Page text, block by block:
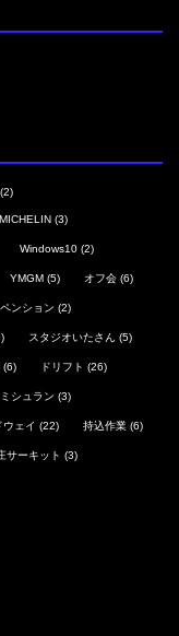
(2)
MICHELIN (3)
Windows10 (2)
YMGM (5) オフ会 (6)
ンション (2)
スタジオいたさん (5)
(6) ドリフト (26)
ミシュラン (3)
ェイ (22) 持込作業 (6)
サーキット (3)